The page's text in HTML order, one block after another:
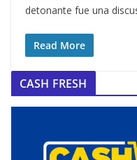
detonante fue una
Read More
CASH FRESH